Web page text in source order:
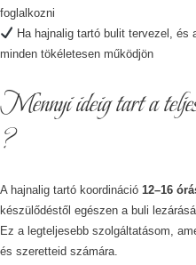
foglalkozni
Ha hajnalig tartó bulit tervezel, és
minden tökéletesen működjön
Mennyi ideig tart a
?
A hajnalig tartó koordináció 12–16
készülődéstől egészen a buli
Ez a legteljesebb szolgáltatásom,
és szeretteid számára.